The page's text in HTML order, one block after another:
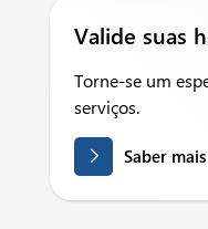
Valide suas
Torne-se um
serviços.
Saber mais